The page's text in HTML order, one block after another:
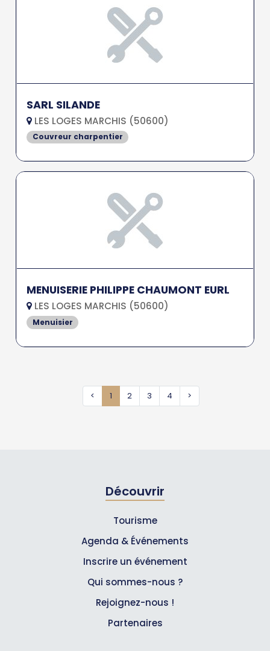
SARL SILANDE
LES LOGES MARCHIS (50600)
Couvreur charpentier
MENUISERIE PHILIPPE CHAUMONT EURL
LES LOGES MARCHIS (50600)
Menuisier
< 1 2 3 4 >
Découvrir
Tourisme
Agenda & Événements
Inscrire un événement
Qui sommes-nous ?
Rejoignez-nous !
Partenaires